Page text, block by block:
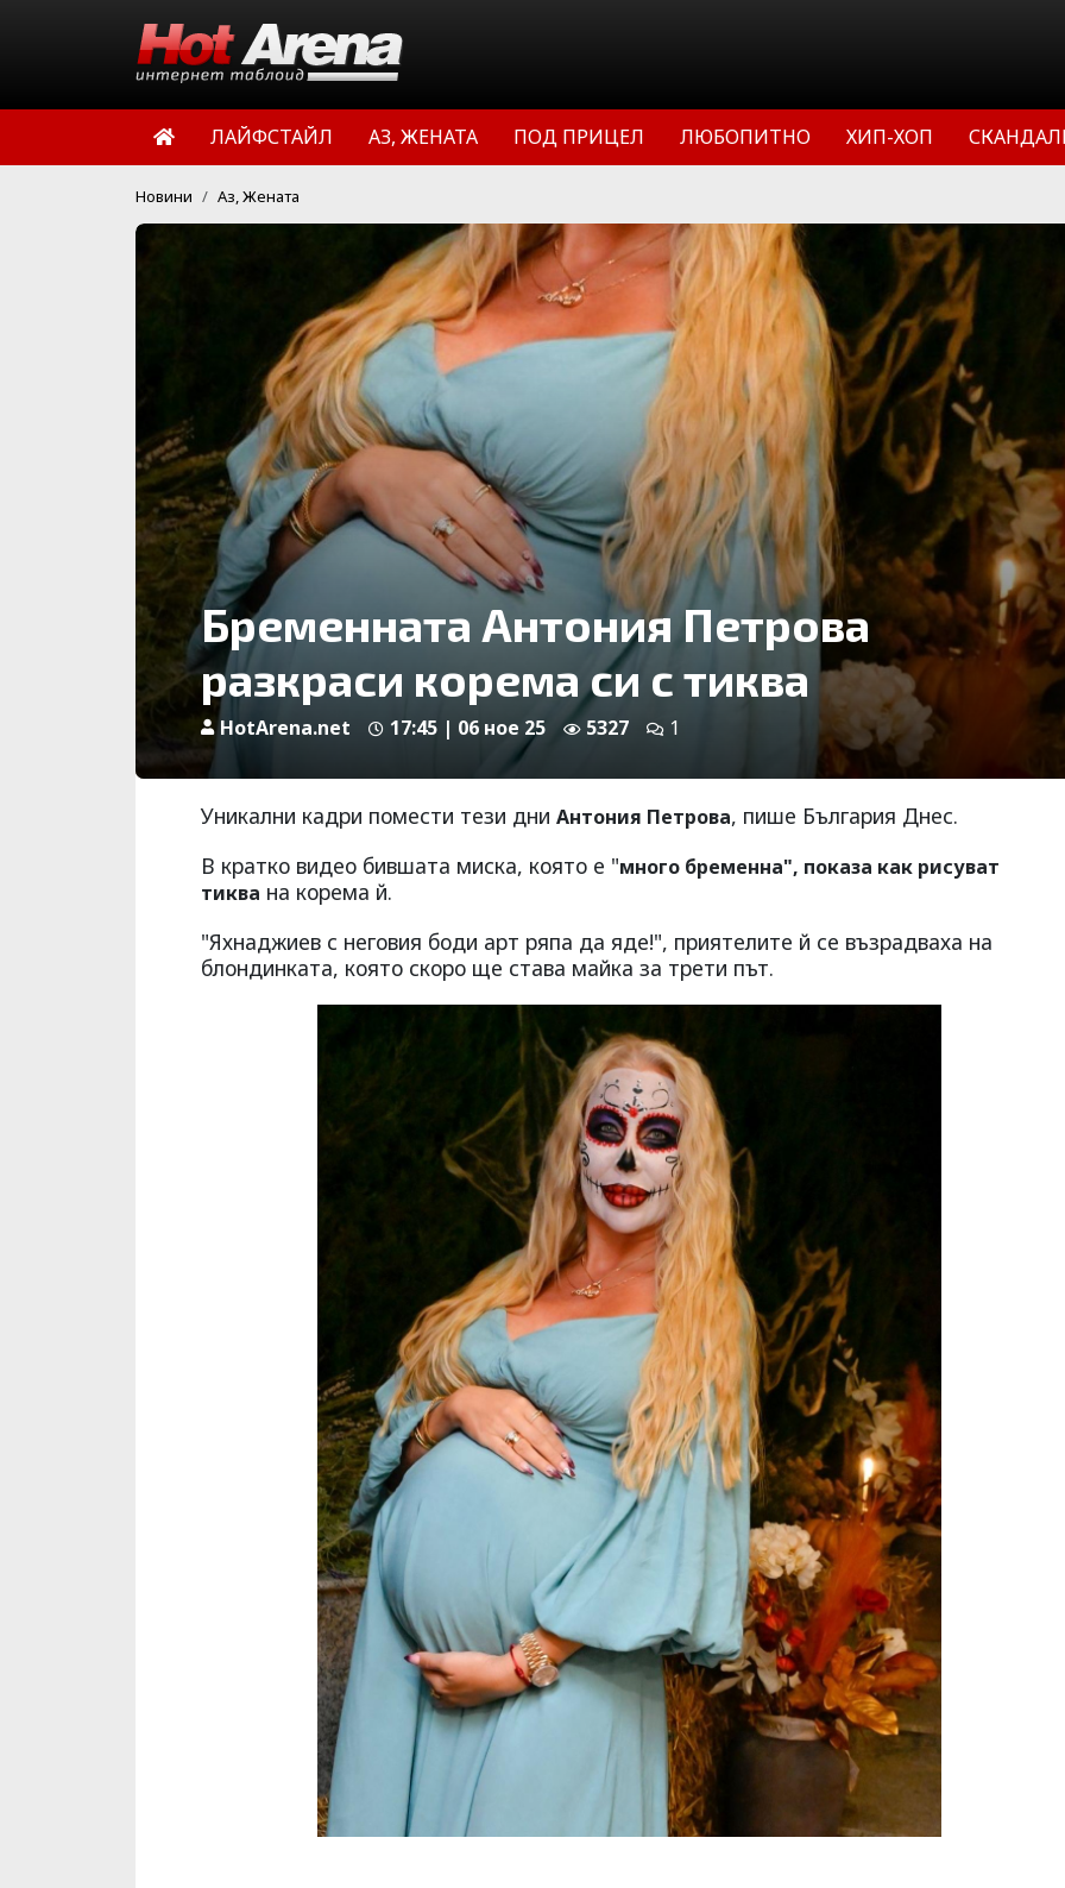
ЛАЙФСТАЙЛ АЗ, ЖЕНАТА ПОД ПРИЦЕЛ ЛЮБОПИТНО ХИП-ХОП
Новини Аз, Жената
Бременната Антония Петрова
разкраси корема си с тиква
HotArena.net 17:45 | 06 ное 25 5327 1
Уникални кадри помести тези дни Антония Петрова, пише България Днес.
В кратко видео бившата миска, която е "много бременна", показа как рисуват
тиква на корема й.
"Яхнаджиев с неговия боди арт ряпа да яде!", приятелите й се възрадваха на
блондинката, която скоро ще става майка за трети път.